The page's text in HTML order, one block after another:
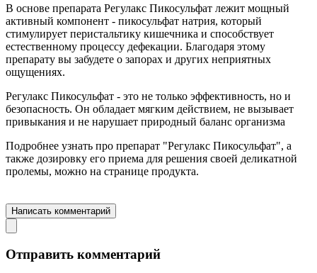
В основе препарата Регулакс Пикосульфат лежит мощный
активный компонент - пикосульфат натрия, который
стимулирует перистальтику кишечника и способствует
естественному процессу дефекации. Благодаря этому
препарату вы забудете о запорах и других неприятных
ощущениях.
Регулакс Пикосульфат - это не только эффективность, но и
безопасность. Он обладает мягким действием, не вызывает
привыкания и не нарушает природный баланс организма
Подробнее узнать про препарат "Регулакс Пикосульфат", а
также дозировку его приема для решения своей деликатной
пролемы, можно на странице продукта.
Написать комментарий
Отправить комментарий